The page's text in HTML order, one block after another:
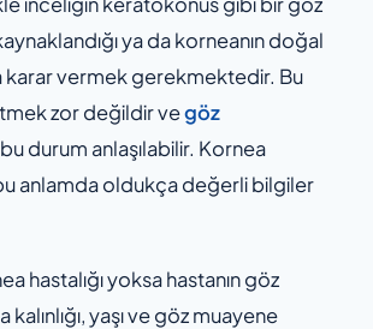
ya da korneanın doğal
karar vermek gerekmektedir. Bu
zor değildir vegöz
bu durum anlaşılabilir. Kornea
anlamda oldukça değerli bilgiler
hastalığı yoksa hastanın göz
yaşı ve göz muayene